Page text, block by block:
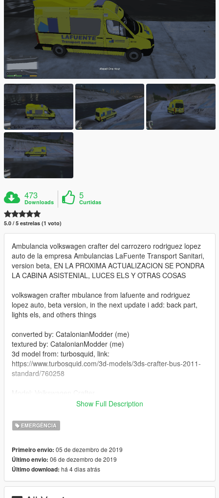
473
Downloads
5
Curtidas
5.0 / 5 estrelas (1 voto)
Ambulancia volkswagen crafter del carrozero rodriguez lopez
auto de la empresa Ambulancias LaFuente Transport Sanitari,
version beta, EN LA PROXIMA ACTUALIZACION SE PONDRA
LA CABINA ASISTENIAL, LUCES ELS Y OTRAS COSAS
volkswagen crafter mbulance from lafuente and rodriguez
lopez auto, beta version, in the next update i add: back part,
lights els, and others things
converted by: CatalonianModder (me)
textured by: CatalonianModder (me)
3d model from: turbosquid, link:
https://www.turbosquid.com/3d-models/3ds-crafter-bus-2011-
standard/760258
how to Install:
Grand Theft Auto V\mods\x64e.rpf\levels\gta5\vehicles.rpf\
Thanks for your download
Show Full Description
EMERGÊNCIA
Primeiro envio: 05 de dezembro de 2019
Último envio: 06 de dezembro de 2019
Último download: há 4 dias atrás